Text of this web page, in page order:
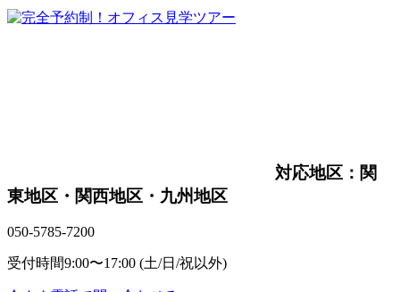
対応地区：関
東地区・関西地区・九州地区
050-5785-7200
受付時間9:00〜17:00 (土/日/祝以外)